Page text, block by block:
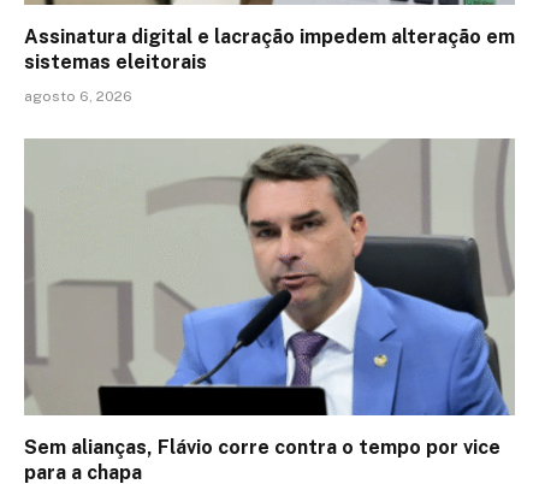
Assinatura digital e lacração impedem alteração em
sistemas eleitorais
agosto 6, 2026
Sem alianças, Flávio corre contra o tempo por vice
para a chapa